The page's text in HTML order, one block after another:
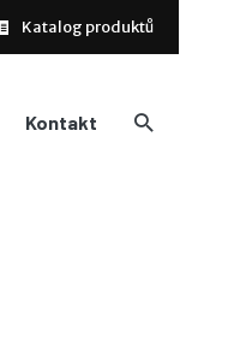
Katalog produktů
Kontakt